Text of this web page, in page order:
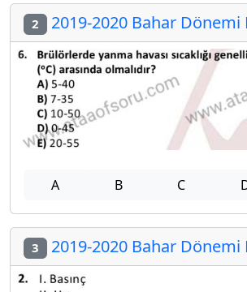
2 2019-2020 Bahar Dönemi
A B C
3 2019-2020 Bahar Dönemi